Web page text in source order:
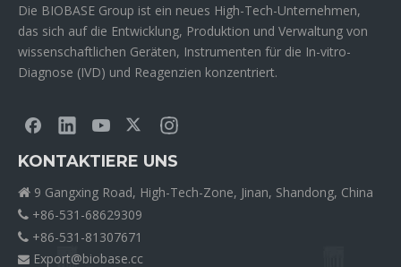
Die BIOBASE Group ist ein neues High-Tech-Unternehmen,
das sich auf die Entwicklung, Produktion und Verwaltung von
wissenschaftlichen Geräten, Instrumenten für die In-vitro-
Diagnose (IVD) und Reagenzien konzentriert.
KONTAKTIERE UNS
 9 Gangxing Road, High-Tech-Zone, Jinan, Shandong, China
 +86-531-68629309
 +86-531-81307671
 Export@biobase.cc